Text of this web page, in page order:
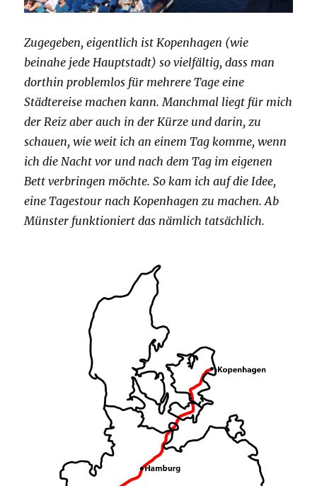
Zugegeben, eigentlich ist Kopenhagen (wie
beinahe jede Hauptstadt) so vielfältig, dass man
dorthin problemlos für mehrere Tage eine
Städtereise machen kann. Manchmal liegt für mich
der Reiz aber auch in der Kürze und darin, zu
schauen, wie weit ich an einem Tag komme, wenn
ich die Nacht vor und nach dem Tag im eigenen
Bett verbringen möchte. So kam ich auf die Idee,
eine Tagestour nach Kopenhagen zu machen. Ab
Münster funktioniert das nämlich tatsächlich.